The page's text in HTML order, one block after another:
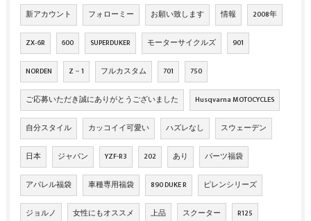
新アカウント フォローミー お願い致します 情報 2008年
ZX‐6R 600 SUPERDUKER モーターサイクルズ 901
NORDEN Z－1 フルカスタム 701 750
ご応募いただき誠にありがとうございました Husqvarna MOTOCYCLES
自分スタイル カッコイイ可愛い ハズレなし スウェーデン
日本 ジャパン YZF-R3 202 あり パーツ福袋
アパレル福袋 車種専用福袋 890 DUKE R ピレンシリーズ
ジョルノ 女性にもオススメ 上品 スクーター R125